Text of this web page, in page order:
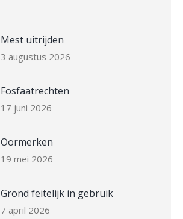
Mest uitrijden
3 augustus 2026
Fosfaatrechten
17 juni 2026
Oormerken
19 mei 2026
Grond feitelijk in gebruik
7 april 2026